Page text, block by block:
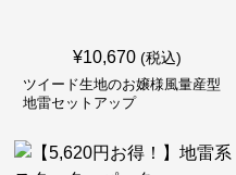
¥10,670 (税込)
ツイード生地のお嬢様風量産型
地雷セットアップ